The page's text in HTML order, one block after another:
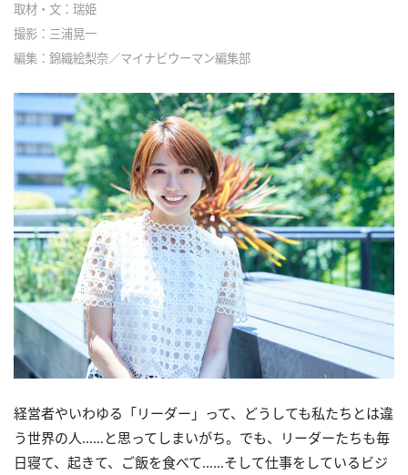
取材・文：瑞姫
撮影：三浦晃一
編集：錦織絵梨奈／マイナビウーマン編集部
経営者やいわゆる「リーダー」って、どうしても私たちとは違
う世界の人……と思ってしまいがち。でも、リーダーたちも毎
日寝て、起きて、ご飯を食べて……そして仕事をしているビジ